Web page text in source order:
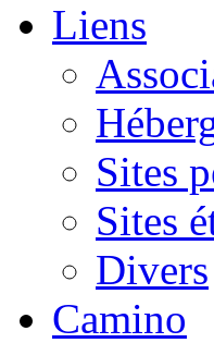
Liens
Sites
Sites
Divers
Camino